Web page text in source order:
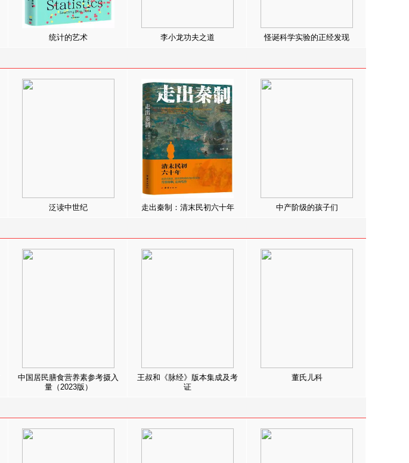
统计的艺术 李小龙功夫之道 怪诞科学实验的正经发现
泛读中世纪 走出秦制：清末民初六十年 中产阶级的孩子们
中国居民膳食营养素参考摄入
量（2023版）
王叔和《脉经》版本集成及考
证
董氏儿科